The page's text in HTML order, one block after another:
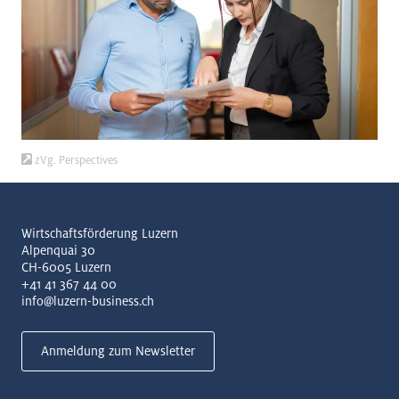
zVg. Perspectives
Wirtschaftsförderung Luzern
Alpenquai 30
CH-6005 Luzern
+41 41 367 44 00
info@luzern-business.ch
Anmeldung zum Newsletter